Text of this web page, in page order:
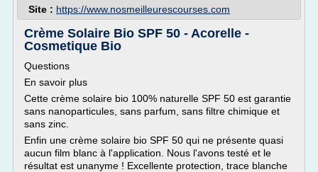
Site : https://www.nosmeilleurescourses.com
Crème Solaire Bio SPF 50 - Acorelle -
Cosmetique Bio
Questions
En savoir plus
Cette crème solaire bio 100% naturelle SPF 50 est garantie
sans nanoparticules, sans parfum, sans filtre chimique et
sans zinc.
Enfin une crème solaire bio SPF 50 qui ne présente quasi
aucun film blanc à l'application. Nous l'avons testé et le
résultat est unanyme ! Excellente protection, trace blanche